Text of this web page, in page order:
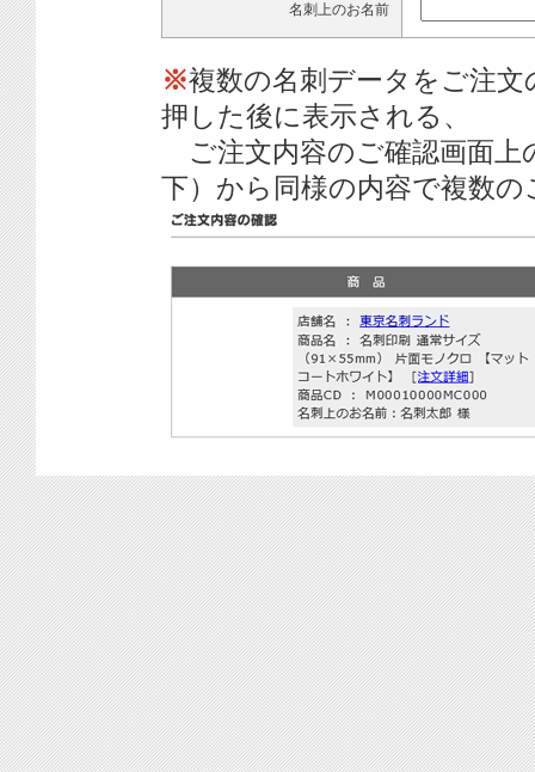
名刺上のお名前
※複数の名刺データをご注
押した後に表示される、
ご注文内容のご確認画面上
下）から同様の内容で複数